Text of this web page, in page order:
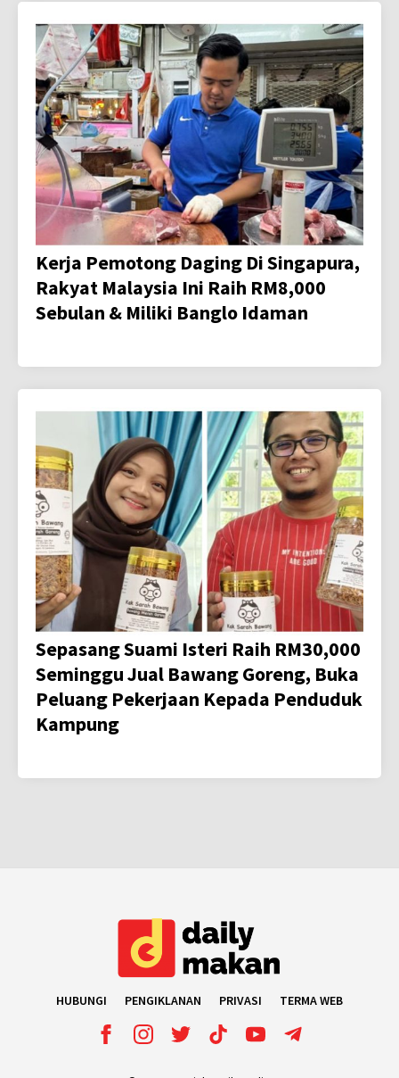
Kerja Pemotong Daging Di Singapura,
Rakyat Malaysia Ini Raih RM8,000
Sebulan & Miliki Banglo Idaman
Sepasang Suami Isteri Raih RM30,000
Seminggu Jual Bawang Goreng, Buka
Peluang Pekerjaan Kepada Penduduk
Kampung
HUBUNGI PENGIKLANAN PRIVASI TERMA WEB